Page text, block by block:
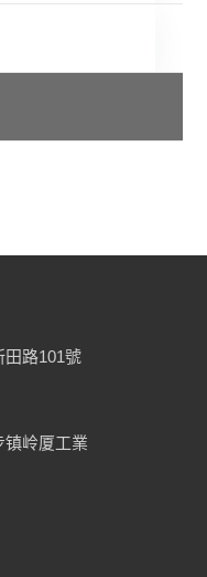
田路101號
镇岭厦工業